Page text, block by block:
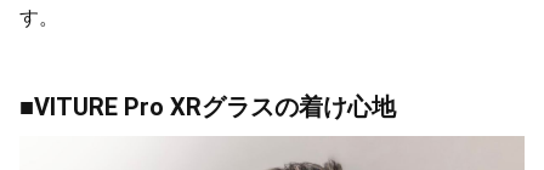
す。
■VITURE Pro XRグラスの着け心地